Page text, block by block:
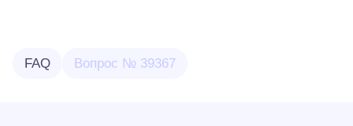
FAQ Вопрос № 39367